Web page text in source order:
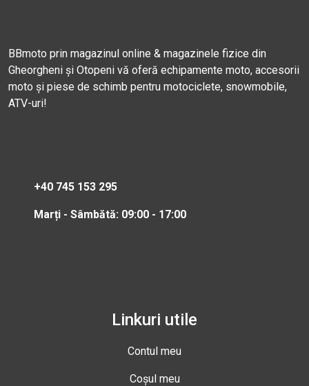
BBmoto prin magazinul online & magazinele fizice din
Gheorgheni și Otopeni vă oferă echipamente moto, accesorii
moto și piese de schimb pentru motociclete, snowmobile,
ATV-uri!
+40 745 153 295
Marți - Sâmbătă: 09:00 - 17:00
Linkuri utile
Contul meu
Coșul meu